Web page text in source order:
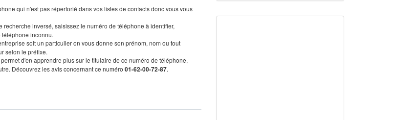
qui n'est pas répertorié dans vos listes de contacts donc vous vous
inversé, saisissez le numéro de téléphone à identifier,
inconnu.
soit un particulier on vous donne son prénom, nom ou tout
selon le préfixe.
d'en apprendre plus sur le titulaire de ce numéro de téléphone,
Découvrez les avis concernant ce numéro 01-62-00-72-87.